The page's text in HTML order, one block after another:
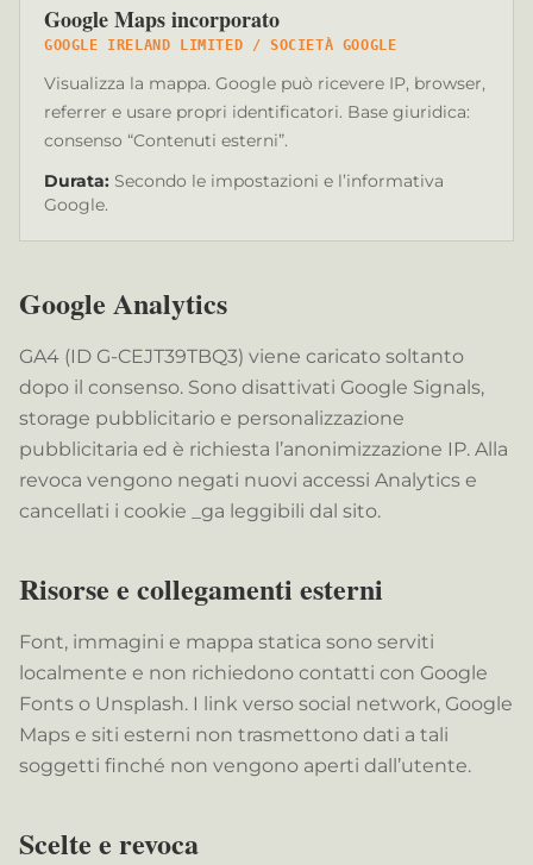
Google Maps incorporato
GOOGLE IRELAND LIMITED / SOCIETÀ GOOGLE
Visualizza la mappa. Google può ricevere IP, browser,
referrer e usare propri identificatori. Base giuridica:
consenso “Contenuti esterni”.
Durata: Secondo le impostazioni e l’informativa
Google.
Google Analytics
GA4 (ID G-CEJT39TBQ3) viene caricato soltanto
dopo il consenso. Sono disattivati Google Signals,
storage pubblicitario e personalizzazione
pubblicitaria ed è richiesta l’anonimizzazione IP. Alla
revoca vengono negati nuovi accessi Analytics e
cancellati i cookie _ga leggibili dal sito.
Risorse e collegamenti esterni
Font, immagini e mappa statica sono serviti
localmente e non richiedono contatti con Google
Fonts o Unsplash. I link verso social network, Google
Maps e siti esterni non trasmettono dati a tali
soggetti finché non vengono aperti dall’utente.
Scelte e revoca